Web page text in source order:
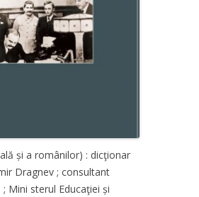
și a românilor) : dicţionar
Dragnev ; consultant
Mini sterul Educaţiei și